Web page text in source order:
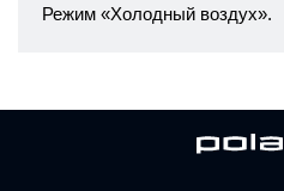
Режим «Холодный воздух».